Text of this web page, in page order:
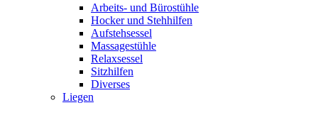
Arbeits- und Bürostühle
Hocker und Stehhilfen
Aufstehsessel
Massagestühle
Relaxsessel
Sitzhilfen
Diverses
Liegen